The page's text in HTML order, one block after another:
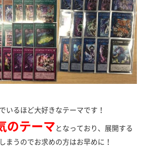
いるほど大好きなテーマです！
のテーマとなっており、展開する
まうのでお求めの方はお早めに！